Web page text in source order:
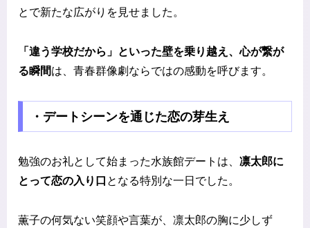
とで新たな広がりを見せました。
「違う学校だから」といった壁を乗り越え、心が繋が
る瞬間は、青春群像劇ならではの感動を呼びます。
・デートシーンを通じた恋の芽生え
勉強のお礼として始まった水族館デートは、 凛太郎に
とって恋の入り口 となる特別な一日でした。
薫子の何気ない笑顔や言葉が、凛太郎の胸に少しず